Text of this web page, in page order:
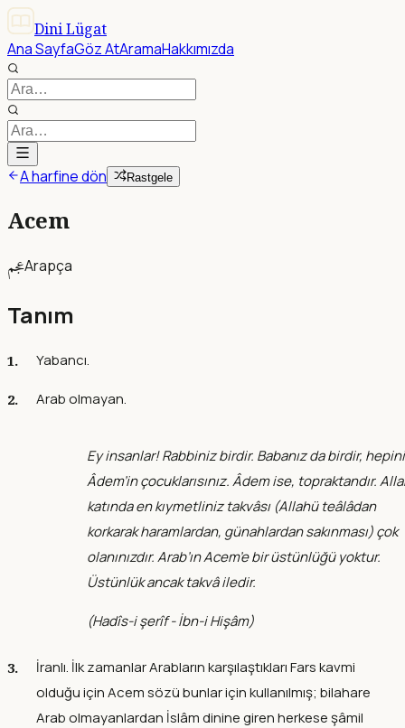
Dini Lügat
Ana SayfaGöz AtAramaHakkımızda
A harfine dön Rastgele
Acem
عجمArapça
Tanım
Yabancı.
Arab olmayan.
Ey insanlar! Rabbiniz birdir. Babanız da birdir,
Âdem’in çocuklarısınız. Âdem ise, topraktandır.
katında en kıymetliniz takvâsı (Allahü teâlâdan
korkarak haramlardan, günahlardan sakınması) çok
olanınızdır. Arab’ın Acem’e bir üstünlüğü yoktur.
Üstünlük ancak takvâ iledir.
(Hadîs-i şerîf - İbn-i Hişâm)
İranlı. İlk zamanlar Arabların karşılaştıkları Fars kavmi
olduğu için Acem sözü bunlar için kullanılmış; bilahare
Arab olmayanlardan İslâm dinine giren herkese şâmil